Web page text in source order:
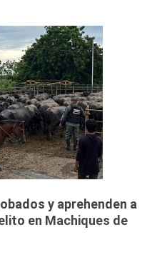
y aprehenden a
en Machiques de